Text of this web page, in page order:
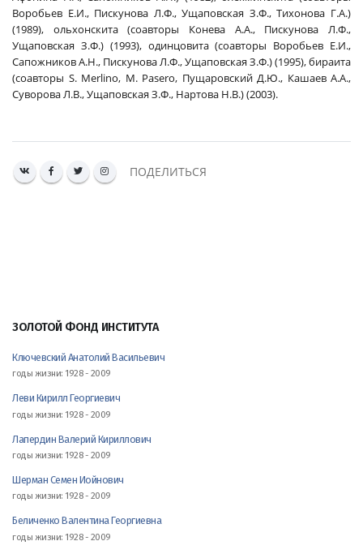
ЗОЛОТОЙ ФОНД ИНСТИТУТА
Ключевский Анатолий Васильевич
годы жизни: 1928 - 2009
Леви Кирилл Георгиевич
годы жизни: 1928 - 2009
Лапердин Валерий Кириллович
годы жизни: 1928 - 2009
Шерман Семен Иойнович
годы жизни: 1928 - 2009
Беличенко Валентина Георгиевна
годы жизни: 1928 - 2009
Воробьев Е.И., Пискунова Л.Ф., Ущаповская З.Ф., Тихонова Г.А.)
(1989), ольхонскита (соавторы Конева А.А., Пискунова Л.Ф.,
Ущаповская З.Ф.) (1993), одинцовита (соавторы Воробьев Е.И.,
Сапожников А.Н., Пискунова Л.Ф., Ущаповская З.Ф.) (1995), бираита
(соавторы S. Merlino, M. Pasero, Пущаровский Д.Ю., Кашаев А.А.,
Суворова Л.В., Ущаповская З.Ф., Нартова Н.В.) (2003).
ПОДЕЛИТЬСЯ